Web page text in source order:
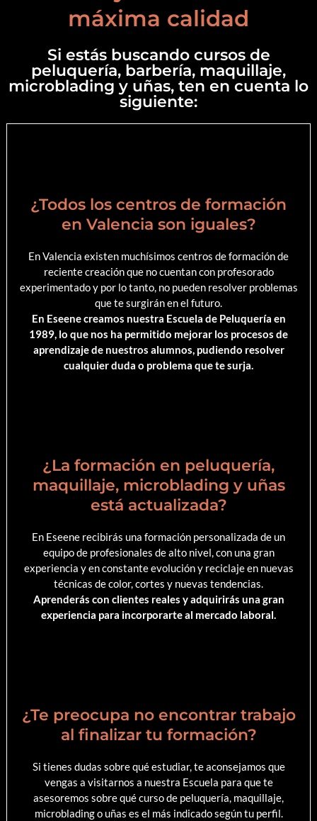
máxima calidad
Si estás buscando cursos de
peluquería, barbería, maquillaje,
microblading y uñas, ten en cuenta lo
siguiente:
¿Todos los centros de formación
en Valencia son iguales?
En Valencia existen muchísimos centros de formación de
reciente creación que no cuentan con profesorado
experimentado y por lo tanto, no pueden resolver problemas
que te surgirán en el futuro.
En Eseene creamos nuestra Escuela de Peluquería en
1989, lo que nos ha permitido mejorar los procesos de
aprendizaje de nuestros alumnos, pudiendo resolver
cualquier duda o problema que te surja.
¿La formación en peluquería,
maquillaje, microblading y uñas
está actualizada?
En Eseene recibirás una formación personalizada de un
equipo de profesionales de alto nivel, con una gran
experiencia y en constante evolución y reciclaje en nuevas
técnicas de color, cortes y nuevas tendencias.
Aprenderás con clientes reales y adquirirás una gran
experiencia para incorporarte al mercado laboral.
¿Te preocupa no encontrar trabajo
al finalizar tu formación?
Si tienes dudas sobre qué estudiar, te aconsejamos que
vengas a visitarnos a nuestra Escuela para que te
asesoremos sobre qué curso de peluquería, maquillaje,
microblading o uñas es el más indicado según tu perfil.